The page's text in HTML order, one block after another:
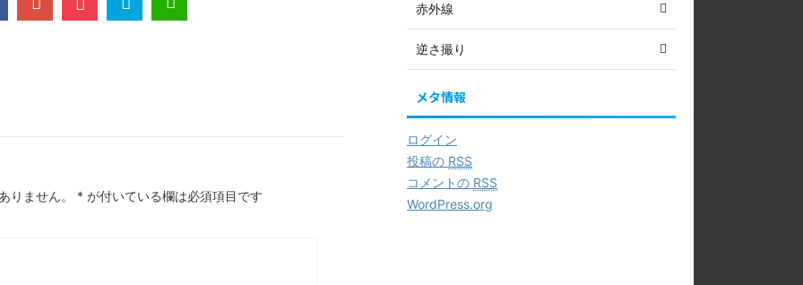
りません。 * が付いている欄は必須項目です
赤外線
逆さ撮り
メタ情報
ログイン
投稿の RSS
コメントの RSS
WordPress.org